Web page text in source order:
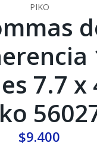
PIKO
7.7 x
$9.400